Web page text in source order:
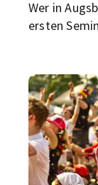
Wer in
ersten
Nachricht:
in Augsburg
Augsburg
sparen.
der Suche…